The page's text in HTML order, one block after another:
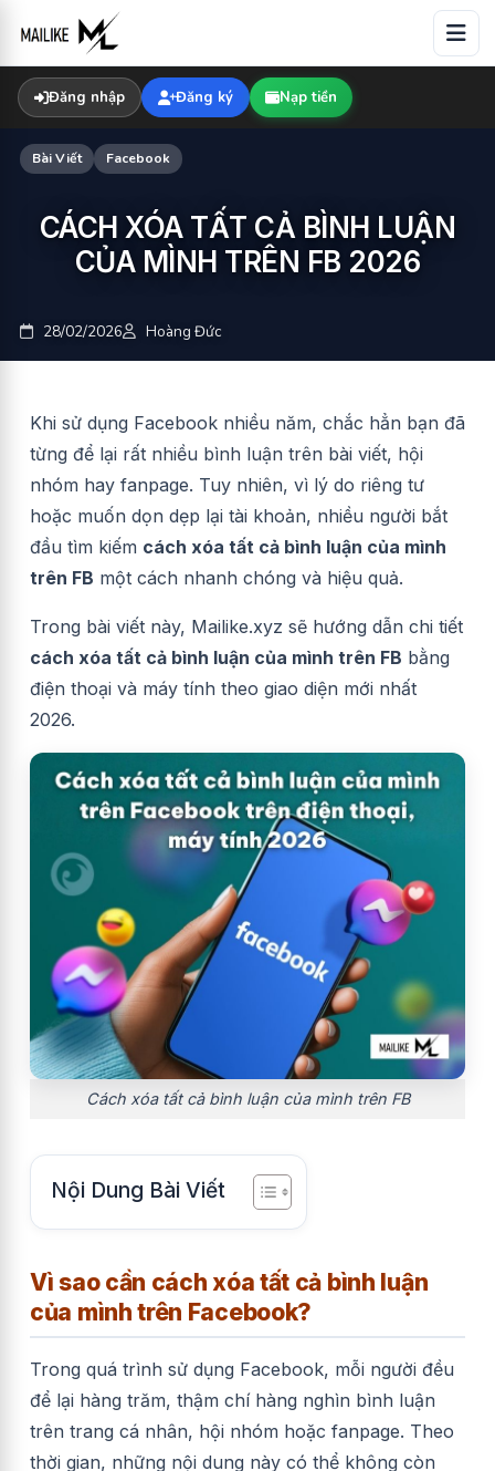
content
Đăng nhập Đăng ký Nạp tiền
Bài Viết Facebook
CÁCH XÓA TẤT CẢ BÌNH LUẬN
CỦA MÌNH TRÊN FB 2026
28/02/2026 Hoàng Đức
Khi sử dụng Facebook nhiều năm, chắc hẳn bạn đã
từng để lại rất nhiều bình luận trên bài viết, hội
nhóm hay fanpage. Tuy nhiên, vì lý do riêng tư
hoặc muốn dọn dẹp lại tài khoản, nhiều người bắt
đầu tìm kiếm cách xóa tất cả bình luận của mình
trên FB một cách nhanh chóng và hiệu quả.
Trong bài viết này, Mailike.xyz sẽ hướng dẫn chi tiết
cách xóa tất cả bình luận của mình trên FB bằng
điện thoại và máy tính theo giao diện mới nhất
2026.
Cách xóa tất cả bình luận của mình trên FB
Nội Dung Bài Viết
Vì sao cần cách xóa tất cả bình luận
của mình trên Facebook?
Trong quá trình sử dụng Facebook, mỗi người đều
để lại hàng trăm, thậm chí hàng nghìn bình luận
trên trang cá nhân, hội nhóm hoặc fanpage. Theo
thời gian, những nội dung này có thể không còn